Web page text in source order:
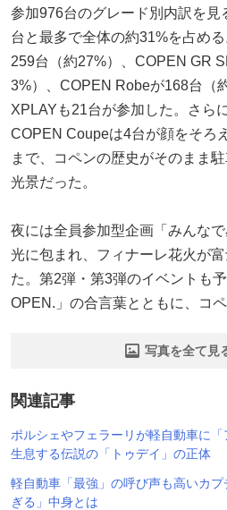
参加976台のグレード別内訳を
台と最多で全体の約31%を占め
259台（約27%）、COPEN GR
3%）、COPEN Robeが168台（
XPLAYも21台が参加した。さら
COPEN Coupeは4台が顔をそろ
まで、コペンの歴史がそのまま
光景だった。
夜には全員参加型企画「みんな
光に包まれ、フィナーレ花火が
た。第2弾・第3弾のイベントも
OPEN.」の合言葉とともに、コ
写真を全て見
関連記事
ポルシェやフェラーリが軽自動車に
生息する伝説の「トゥデイ」の正体
軽自動車「最強」の呼び声も高いカ
ぎる」中身とは